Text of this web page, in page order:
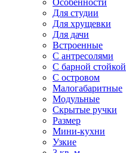
Особенности
Для студии
Для хрущевки
Для дачи
Встроенные
С антресолями
С барной стойкой
С островом
Малогабаритные
Модульные
Скрытые ручки
Размер
Мини-кухни
Узкие